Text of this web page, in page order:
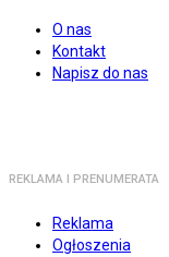
O nas
Kontakt
Napisz do nas
REKLAMA I PRENUMERATA
Reklama
Ogłoszenia